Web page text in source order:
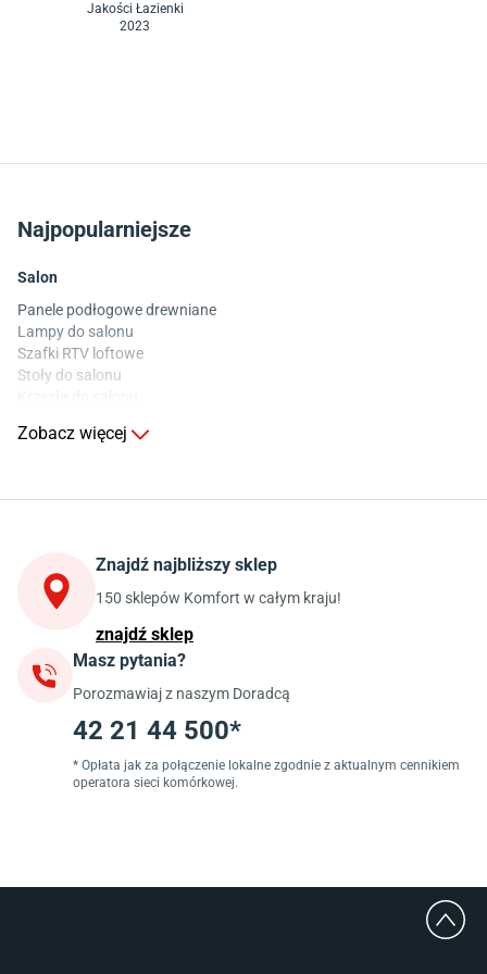
Jakości Łazienki
2023
Najpopularniejsze
Salon
Panele podłogowe drewniane
Lampy do salonu
Szafki RTV loftowe
Stoły do salonu
Stoły do kuchni
Szafki kuchenne wiszące (górne)
Szafki pod zlewozmywak
Blaty kuchenne laminowane
Jadalnia
Stoły do jadalni
Krzesła do jadalni
Dywany szare
Lampy w stylu loftowym
Lampy wiszące do jadalni
Zobacz więcej
Znajdź najbliższy sklep
150 sklepów Komfort w całym kraju!
znajdź sklep
Masz pytania?
Porozmawiaj z naszym Doradcą
42 21 44 500*
* Opłata jak za połączenie lokalne zgodnie z aktualnym cennikiem
operatora sieci komórkowej.